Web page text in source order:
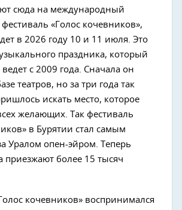
сюда на международный
«Голос кочевников»,
в 2026 году 10 и 11 июля. Это
праздника, который
с 2009 года. Сначала он
театров, но за три года так
искать место, которое
желающих. Так фестиваль
в Бурятии стал самым
Уралом опен-эйром. Теперь
приезжают более 15 тысяч
кочевников» воспринимался